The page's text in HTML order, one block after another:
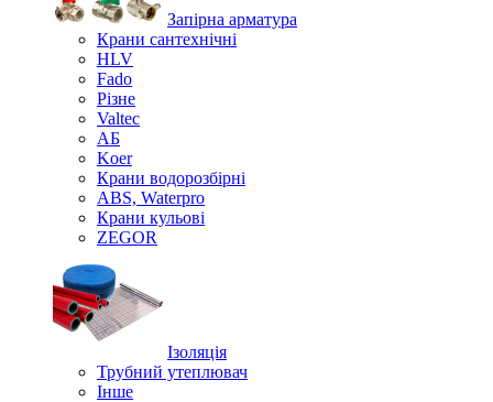
Запірна арматура
Крани сантехнічні
HLV
Fado
Різне
Valtec
АБ
Koer
Крани водорозбірні
ABS, Waterpro
Крани кульові
ZEGOR
Ізоляція
Трубний утеплювач
Інше